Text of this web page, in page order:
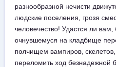
разнообразной нечисти
людские поселения, грозя
человечество! Удастся ли
очнувшемуся на кладбище
полчищем вампиров,
переломить ход безнадежной